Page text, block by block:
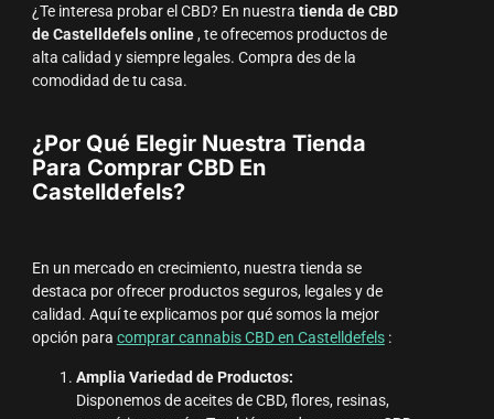
¿Te interesa probar el CBD? En nuestra tienda de CBD
de Castelldefels online, te ofrecemos productos de
alta calidad y siempre legales. Compra des de la
comodidad de tu casa.
¿Por Qué Elegir Nuestra Tienda
Para Comprar CBD En
Castelldefels?
En un mercado en crecimiento, nuestra tienda se
destaca por ofrecer productos seguros, legales y de
calidad. Aquí te explicamos por qué somos la mejor
opción para comprar cannabis CBD en Castelldefels:
Amplia Variedad de Productos:
Disponemos de aceites de CBD, flores, resinas,